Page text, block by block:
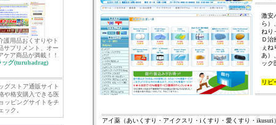
護用品おくすりやト
サプリメント、オー
ケア商品が満載！！
ッグ(turuhadrag)
グストア通販サイト
や格安購入できる医
ッピングサイトをチ
ェック。
激安
ら）
ねり
Ｄ治
ぇ
あ）
ック
リピ
アイ薬（あいくすり・アイクスリ・iくすり・愛くすり・